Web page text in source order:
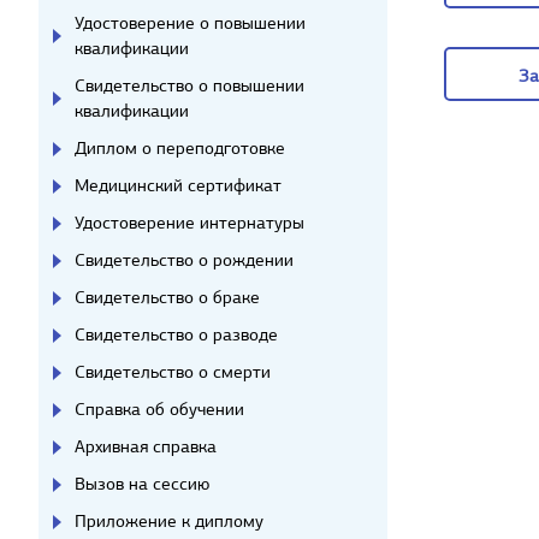
Удостоверение о повышении
квалификации
Свидетельство о повышении
квалификации
Диплом о переподготовке
Медицинский сертификат
Удостоверение интернатуры
Свидетельство о рождении
Свидетельство о браке
Свидетельство о разводе
Свидетельство о смерти
Справка об обучении
Архивная справка
Вызов на сессию
Приложение к диплому